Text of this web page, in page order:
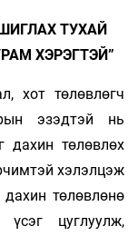
ТУХАЙ
ХЭРЭГТЭЙ”
хот төлөвлөгч
эзэдтэй нь
дахин төлөвлөх
хэлэлцэж
төлөвлөнө
цуглуулж,